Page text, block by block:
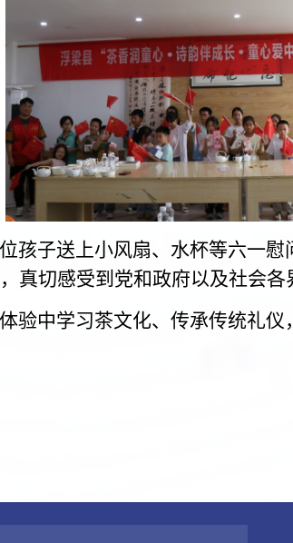
孩子送上小风扇、水杯等六一
真切感受到党和政府以及社会各
验中学习茶文化、传承传统礼